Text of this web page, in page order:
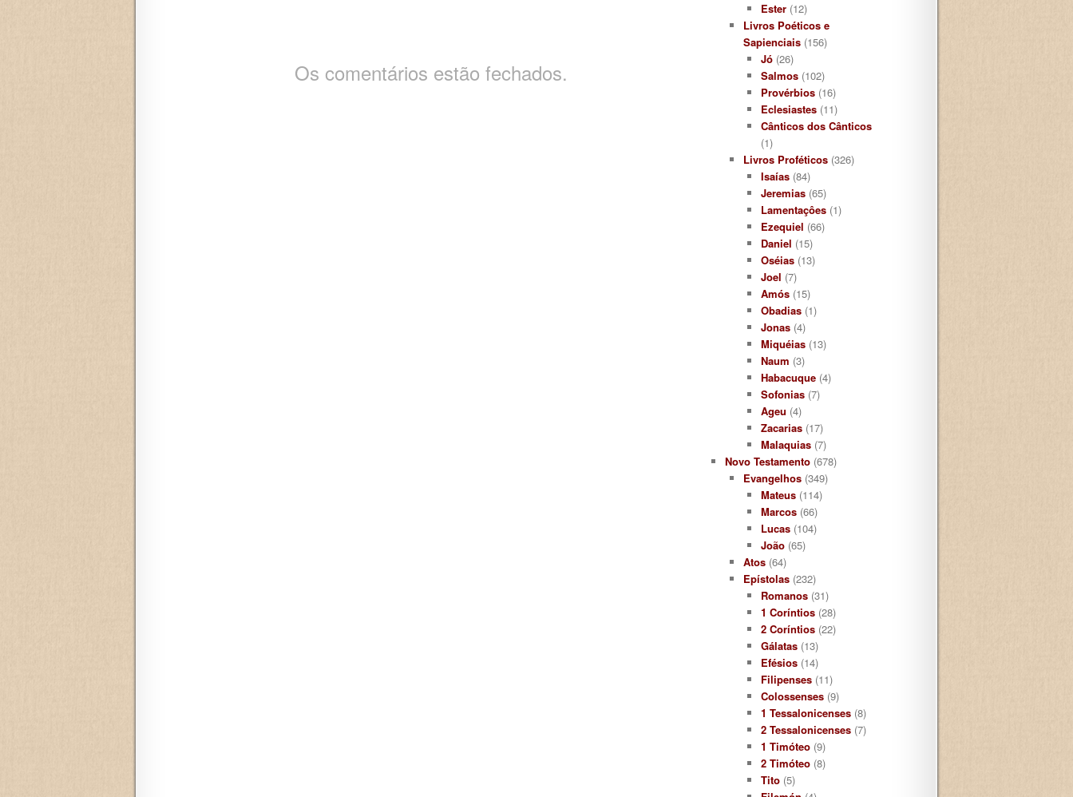
Os comentários estão fechados.
Ester (12)
Livros Poéticos e
Sapienciais(156)
Jó (26)
Salmos (102)
Provérbios (16)
Eclesiastes (11)
Cânticos dos Cânticos
(1)
Livros Proféticos(326)
Isaías (84)
Jeremias (65)
Lamentaçôes (1)
Ezequiel (66)
Daniel (15)
Oséias (13)
Joel (7)
Amós (15)
Obadias (1)
Jonas (4)
Miquéias (13)
Naum (3)
Habacuque (4)
Sofonias (7)
Ageu (4)
Zacarias (17)
Malaquias (7)
Novo Testamento (678)
Evangelhos(349)
Mateus (114)
Marcos (66)
Lucas (104)
João (65)
Atos(64)
Epístolas(232)
Romanos (31)
1 Coríntios (28)
2 Coríntios (22)
Gálatas (13)
Efésios (14)
Filipenses (11)
Colossenses (9)
1 Tessalonicenses (8)
2 Tessalonicenses (7)
1 Timóteo (9)
2 Timóteo (8)
Tito (5)